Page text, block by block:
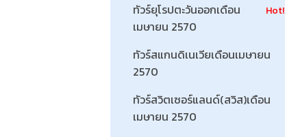
ทัวร์ยุโรปตะวันออกเดือน
เมษายน 2570
Hot!
ทัวร์สแกนดิเนเวียเดือนเมษายน
2570
ทัวร์สวิตเซอร์แลนด์(สวิส)เดือน
เมษายน 2570